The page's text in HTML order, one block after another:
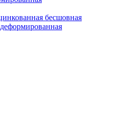
бесшовная